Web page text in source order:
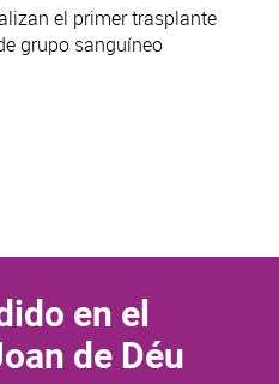
el primer trasplante
grupo sanguíneo
en el
de Déu